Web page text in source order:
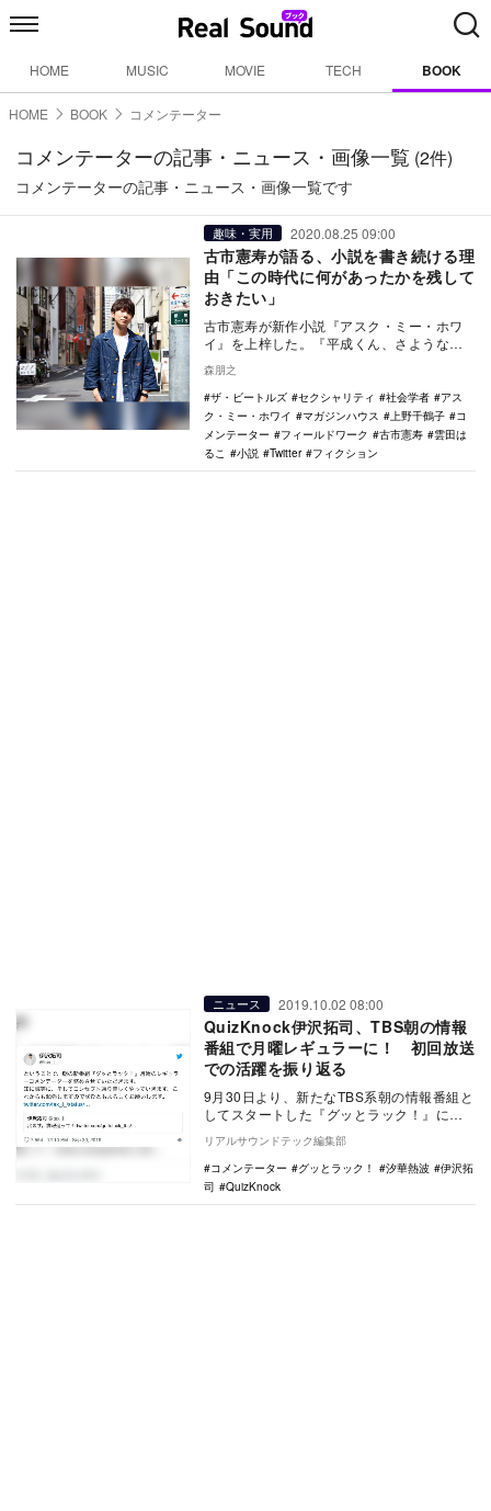
HOME MUSIC MOVIE TECH BOOK
HOME BOOK コメンテーター
コメンテーターの記事・ニュース・画像一覧 (2件)
コメンテーターの記事・ニュース・画像一覧です
趣味・実用 2020.08.25 09:00
古市憲寿が語る、小説を書き続ける理
由「この時代に何があったかを残して
おきたい」
古市憲寿が新作小説『アスク・ミー・ホワ
イ』を上梓した。『平成くん、さような
ら』『百の夜は跳ねて』『奈落』に続く4冊
目となる本作は…
森朋之
ザ・ビートルズ
セクシャリティ 社会学者
アス
ク・ミー・ホワイ
マガジンハウス 上野千鶴子
コ
メンテーター
フィールドワーク 古市憲寿
雲田は
るこ
小説 Twitter フィクション
ニュース 2019.10.02 08:00
QuizKnock伊沢拓司、TBS朝の情報
番組で月曜レギュラーに！ 初回放送
での活躍を振り返る
9月30日より、新たなTBS系朝の情報番組と
してスタートした『グッとラック！』に、
『東大王』でおなじみのクイズプレイヤー
でQui…
リアルサウンドテック編集部
コメンテーター
グッとラック！ 汐華熱波
伊沢拓
司
QuizKnock